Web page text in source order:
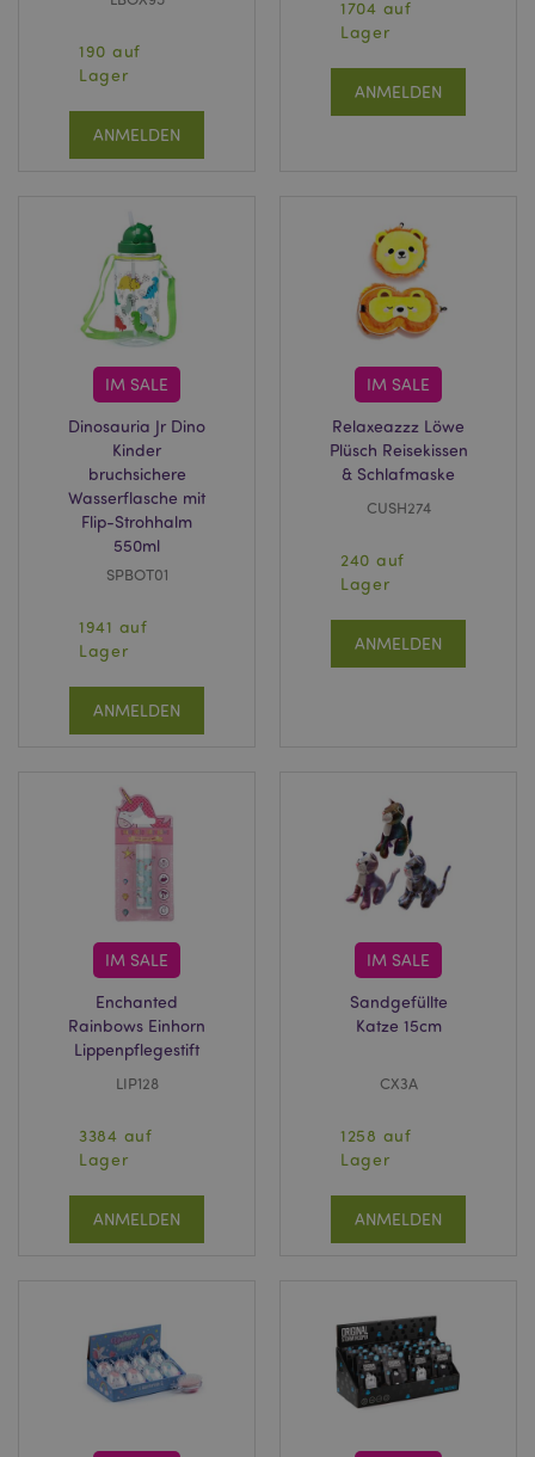
190 auf
Lager
ANMELDEN
1704 auf
Lager
ANMELDEN
IM SALE
Dinosauria Jr Dino
Kinder
bruchsichere
Wasserflasche mit
Flip-Strohhalm
550ml
SPBOT01
1941 auf
Lager
ANMELDEN
IM SALE
Relaxeazzz Löwe
Plüsch Reisekissen
& Schlafmaske
CUSH274
240 auf
Lager
ANMELDEN
IM SALE
Enchanted
Rainbows Einhorn
Lippenpflegestift
LIP128
3384 auf
Lager
ANMELDEN
IM SALE
Sandgefüllte
Katze 15cm
CX3A
1258 auf
Lager
ANMELDEN